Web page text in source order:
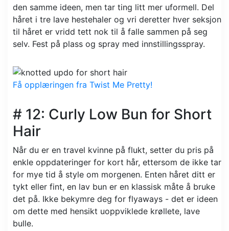
den samme ideen, men tar ting litt mer uformell. Del
håret i tre lave hestehaler og vri deretter hver seksjon
til håret er vridd tett nok til å falle sammen på seg
selv. Fest på plass og spray med innstillingsspray.
Få opplæringen fra Twist Me Pretty!
# 12: Curly Low Bun for Short
Hair
Når du er en travel kvinne på flukt, setter du pris på
enkle oppdateringer for kort hår, ettersom de ikke tar
for mye tid å style om morgenen. Enten håret ditt er
tykt eller fint, en lav bun er en klassisk måte å bruke
det på. Ikke bekymre deg for flyaways - det er ideen
om dette med hensikt uoppviklede krøllete, lave
bulle.